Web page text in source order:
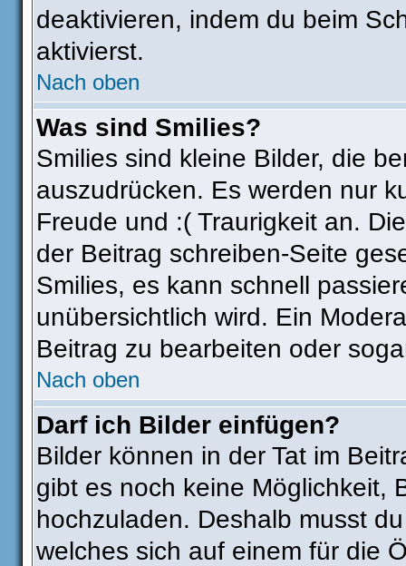
deaktivieren, indem du beim
aktivierst.
Nach oben
Was sind Smilies?
Smilies sind kleine Bilder, die
auszudrücken. Es werden nur
Freude und :( Traurigkeit an.
der Beitrag schreiben-Seite
Smilies, es kann schnell
unübersichtlich wird. Ein
Beitrag zu bearbeiten oder
Nach oben
Darf ich Bilder einfügen?
Bilder können in der Tat im
gibt es noch keine Möglichkeit,
hochzuladen. Deshalb musst
welches sich auf einem für die